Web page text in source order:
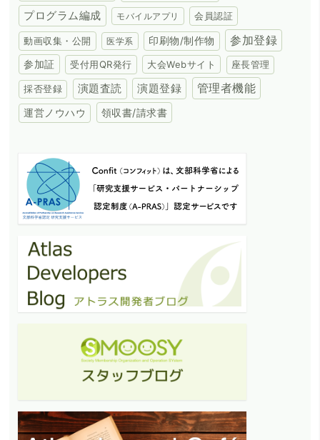
プログラム編成
モバイルアプリ 会員認証
動画収集・公開 医学系 印刷物/制作物 参加登録
参加証 受付用QR発行 大会Webサイト 座長管理
採否登録 演題査読 演題登録 管理者機能
運営ノウハウ 領収書/請求書